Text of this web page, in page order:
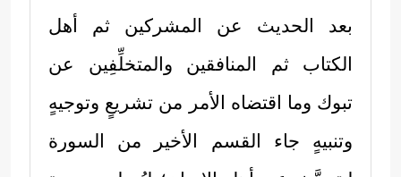
بعد الحديث عن المشركين ثم أهل
الكتاب ثم المنافقين والمتخلِّفِين عن
تبوك وما اقتضاه الأمر من تشريعٍ وتوجيهٍ
وتنبيهٍ جاء القسم الأخير من السورة